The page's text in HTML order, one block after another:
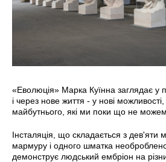
«Еволюція» Марка Куїнна заглядає у
і через нове життя - у нові можливості,
майбутнього, які ми поки що не
Інсталяція, що складається з дев'яти
мармуру і одного шматка
демонструє людський ембріон на